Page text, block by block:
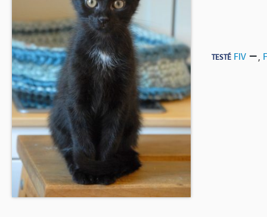
CONTACT
BOUTIQUE
FORUM
TESTÉ FIV ,